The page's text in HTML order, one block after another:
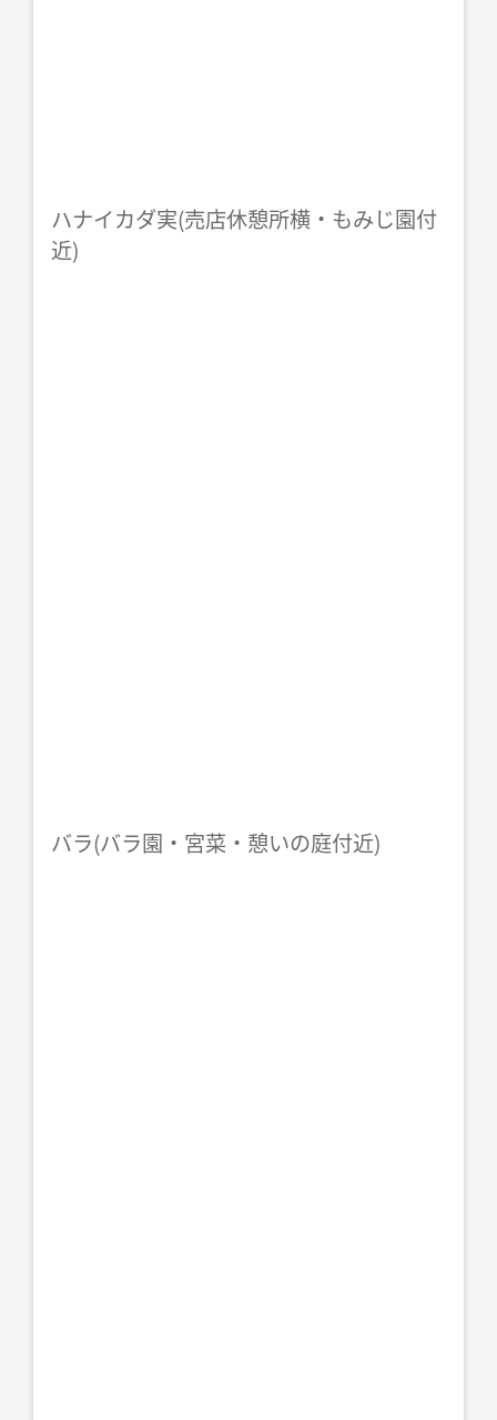
ハナイカダ実(売店休憩所横・もみじ園付
近)
バラ(バラ園・宮菜・憩いの庭付近)